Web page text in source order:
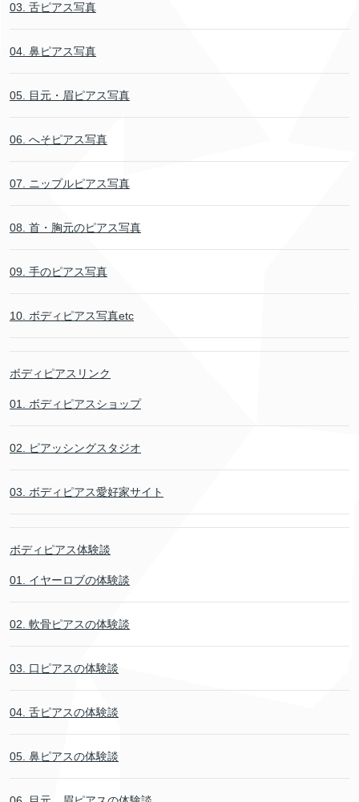
03. 舌ピアス写真
04. 鼻ピアス写真
05. 目元・眉ピアス写真
06. へそピアス写真
07. ニップルピアス写真
08. 首・胸元のピアス写真
09. 手のピアス写真
10. ボディピアス写真etc
ボディピアスリンク
01. ボディピアスショップ
02. ピアッシングスタジオ
03. ボディピアス愛好家サイト
ボディピアス体験談
01. イヤーロブの体験談
02. 軟骨ピアスの体験談
03. 口ピアスの体験談
04. 舌ピアスの体験談
05. 鼻ピアスの体験談